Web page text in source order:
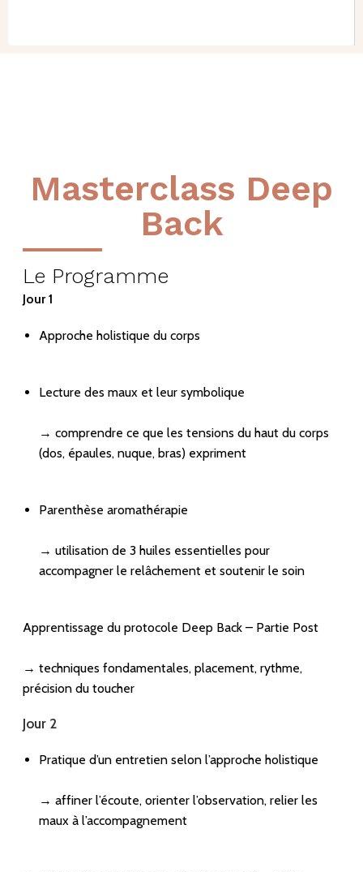
Masterclass Deep
Back
Le Programme
Jour 1
Approche holistique du corps
Lecture des maux et leur symbolique
→ comprendre ce que les tensions du haut du corps
(dos, épaules, nuque, bras) expriment
Parenthèse aromathérapie
→ utilisation de 3 huiles essentielles pour
accompagner le relâchement et soutenir le soin
Apprentissage du protocole Deep Back – Partie Post
→ techniques fondamentales, placement, rythme,
précision du toucher
Jour 2
Pratique d’un entretien selon l’approche holistique
→ affiner l’écoute, orienter l’observation, relier les
maux à l’accompagnement